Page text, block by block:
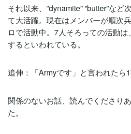
それ以来、”dynamite” ”butter”など
て大活躍。現在はメンバーが順次
ロで活動中。7人そろっての活動
するといわれている。
追伸：「Armyです」と言われたら1
関係のないお話、読んでくださり
た。